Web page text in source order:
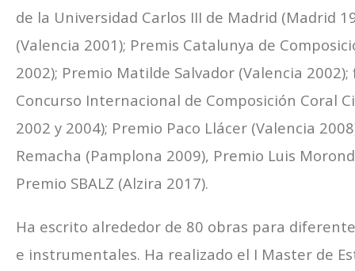
de la Universidad Carlos III de Madrid (Madrid
(Valencia 2001); Premis Catalunya de
2002); Premio Matilde Salvador (Valencia
Concurso Internacional de Composición Coral
2002 y 2004); Premio Paco Llácer (Valencia
Remacha (Pamplona 2009), Premio Luis
Premio SBALZ (Alzira 2017).
Ha escrito alrededor de 80 obras para
e instrumentales. Ha realizado el I Master de